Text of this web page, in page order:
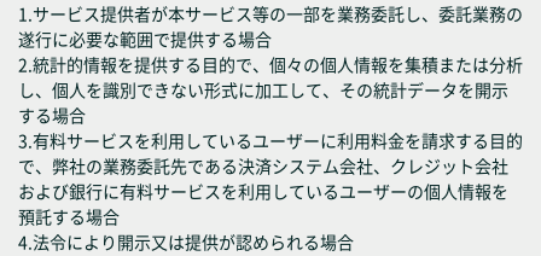
1.サービス提供者が本サービス等の一部を業務委託し、委託業務の
遂行に必要な範囲で提供する場合
2.統計的情報を提供する目的で、個々の個人情報を集積または分析
し、個人を識別できない形式に加工して、その統計データを開示
する場合
3.有料サービスを利用しているユーザーに利用料金を請求する目的
で、弊社の業務委託先である決済システム会社、クレジット会社
および銀行に有料サービスを利用しているユーザーの個人情報を
預託する場合
4.法令により開示又は提供が認められる場合